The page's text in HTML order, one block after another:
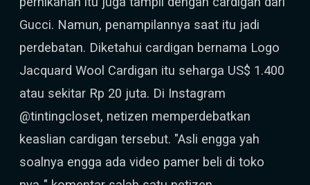
Gucci. Namun, penampilannya saat itu jadi
perdebatan. Diketahui cardigan bernama Logo
Jacquard Wool Cardigan itu seharga US$ 1.400
atau sekitar Rp 20 juta. Di Instagram
@tintingcloset, netizen memperdebatkan
keaslian cardigan tersebut. "Asli engga yah
soalnya engga ada video pamer beli di toko